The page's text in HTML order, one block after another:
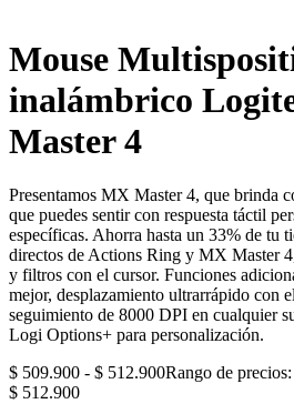
Mouse
inalámbrico
Master 4
Presentamos MX Master 4, que brinda
que puedes sentir con respuesta táctil
específicas. Ahorra hasta un 33% de tu
directos de Actions Ring y MX Master
y filtros con el cursor. Funciones
mejor, desplazamiento ultrarrápido con
seguimiento de 8000 DPI en cualquier
Logi Options+ para personalización.
$ 509.900 - $ 512.900Rango de
$ 512.900